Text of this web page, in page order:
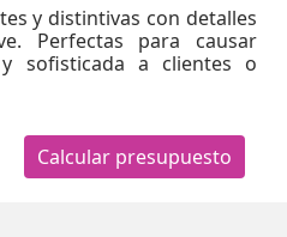
y distintivas con detalles
Perfectas para causar
sofisticada a clientes o
Calcular presupuesto